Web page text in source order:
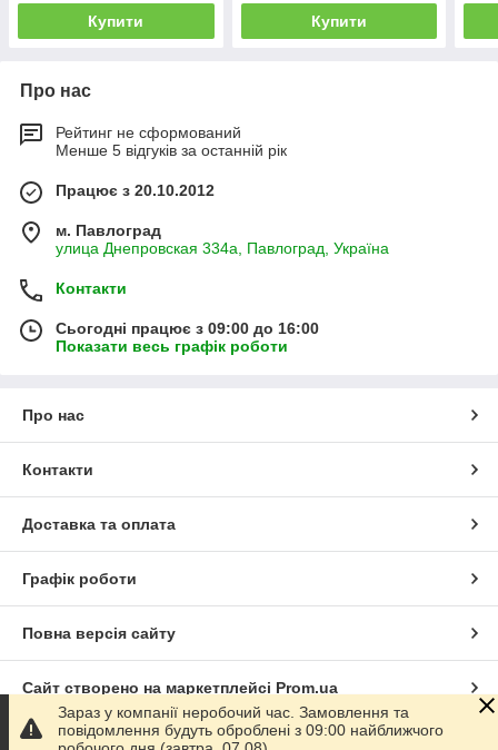
Купити Купити
Про нас
Рейтинг не сформований
Менше 5 відгуків за останній рік
Працює з 20.10.2012
м. Павлоград
улица Днепровская 334а, Павлоград, Україна
Контакти
Сьогодні працює з 09:00 до 16:00
Показати весь графік роботи
Про нас
Контакти
Доставка та оплата
Графік роботи
Повна версія сайту
Сайт створено на маркетплейсі Prom.ua
Політика конфіденційності
Зараз у компанії неробочий час. Замовлення та
повідомлення будуть оброблені з 09:00 найближчого